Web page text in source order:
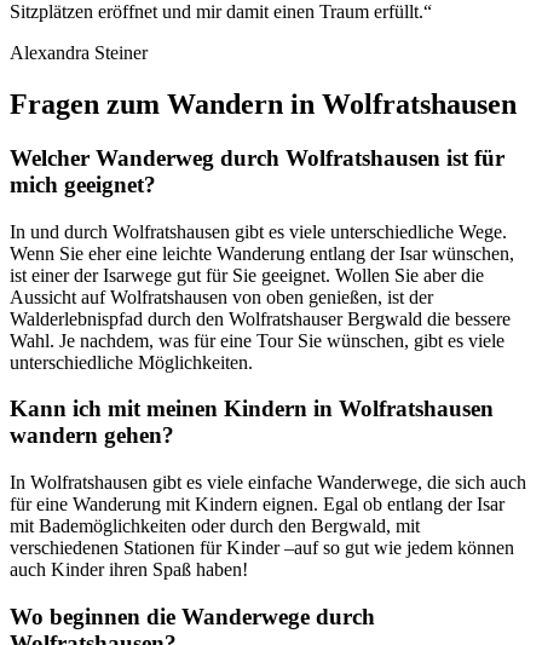
Sitzplätzen eröffnet und mir damit einen Traum erfüllt.“
Alexandra Steiner
Fragen zum Wandern in Wolfratshausen
Welcher Wanderweg durch Wolfratshausen ist für
mich geeignet?
In und durch Wolfratshausen gibt es viele unterschiedliche Wege.
Wenn Sie eher eine leichte Wanderung entlang der Isar wünschen,
ist einer der Isarwege gut für Sie geeignet. Wollen Sie aber die
Aussicht auf Wolfratshausen von oben genießen, ist der
Walderlebnispfad durch den Wolfratshauser Bergwald die bessere
Wahl. Je nachdem, was für eine Tour Sie wünschen, gibt es viele
unterschiedliche Möglichkeiten.
Kann ich mit meinen Kindern in Wolfratshausen
wandern gehen?
In Wolfratshausen gibt es viele einfache Wanderwege, die sich auch
für eine Wanderung mit Kindern eignen. Egal ob entlang der Isar
mit Bademöglichkeiten oder durch den Bergwald, mit
verschiedenen Stationen für Kinder –auf so gut wie jedem können
auch Kinder ihren Spaß haben!
Wo beginnen die Wanderwege durch